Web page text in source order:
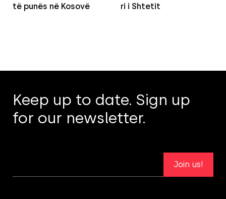
të punës në Kosovë
ri i Shtetit
Keep up to date. Sign up
for our newsletter.
Join us!